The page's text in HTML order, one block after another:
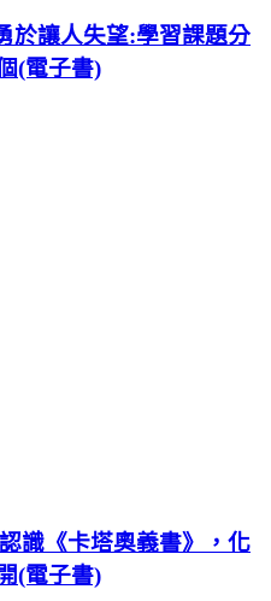
於讓人失望:學習課題分
(電子書)
識《卡塔奧義書》，化
(電子書)